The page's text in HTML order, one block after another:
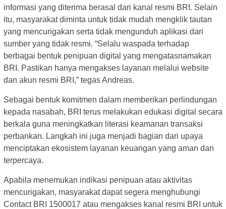
informasi yang diterima berasal dari kanal resmi BRI. Selain
itu, masyarakat diminta untuk tidak mudah mengklik tautan
yang mencurigakan serta tidak mengunduh aplikasi dari
sumber yang tidak resmi. “Selalu waspada terhadap
berbagai bentuk penipuan digital yang mengatasnamakan
BRI. Pastikan hanya mengakses layanan melalui website
dan akun resmi BRI,” tegas Andreas.
Sebagai bentuk komitmen dalam memberikan perlindungan
kepada nasabah, BRI terus melakukan edukasi digital secara
berkala guna meningkatkan literasi keamanan transaksi
perbankan. Langkah ini juga menjadi bagian dari upaya
menciptakan ekosistem layanan keuangan yang aman dan
terpercaya.
Apabila menemukan indikasi penipuan atau aktivitas
mencurigakan, masyarakat dapat segera menghubungi
Contact BRI 1500017 atau mengakses kanal resmi BRI untuk